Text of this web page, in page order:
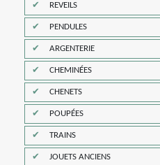
REVEILS
PENDULES
ARGENTERIE
CHEMINÉES
CHENETS
POUPÉES
TRAINS
JOUETS ANCIENS